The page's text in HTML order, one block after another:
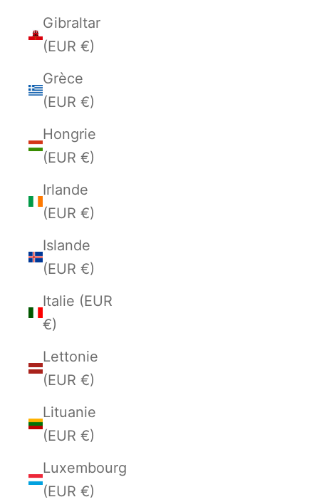
Gibraltar
(EUR €)
Grèce
(EUR €)
Hongrie
(EUR €)
Irlande
(EUR €)
Islande
(EUR €)
Italie (EUR
€)
Lettonie
(EUR €)
Lituanie
(EUR €)
Luxembourg
(EUR €)